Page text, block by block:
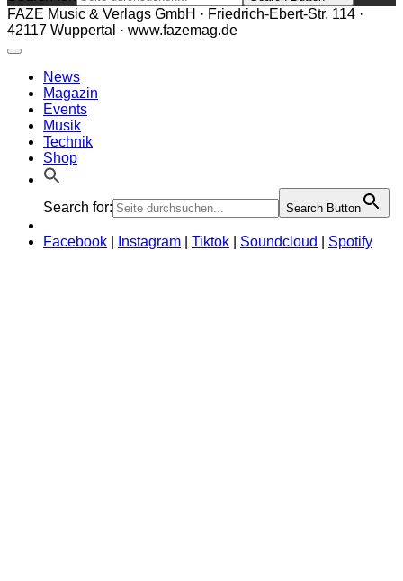
FAZE Music & Verlags GmbH · Friedrich-Ebert-Str. 114 ·
42117 Wuppertal · www.fazemag.de
News
Magazin
Events
Musik
Technik
Shop
Search for: Search Button
Facebook Instagram Tiktok Soundcloud Spotify